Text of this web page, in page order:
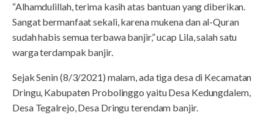
“Alhamdulillah, terima kasih atas bantuan yang diberikan.
Sangat bermanfaat sekali, karena mukena dan al-Quran
sudah habis semua terbawa banjir,” ucap Lila, salah satu
warga terdampak banjir.
Sejak Senin (8/3/2021) malam, ada tiga desa di Kecamatan
Dringu, Kabupaten Probolinggo yaitu Desa Kedungdalem,
Desa Tegalrejo, Desa Dringu terendam banjir.